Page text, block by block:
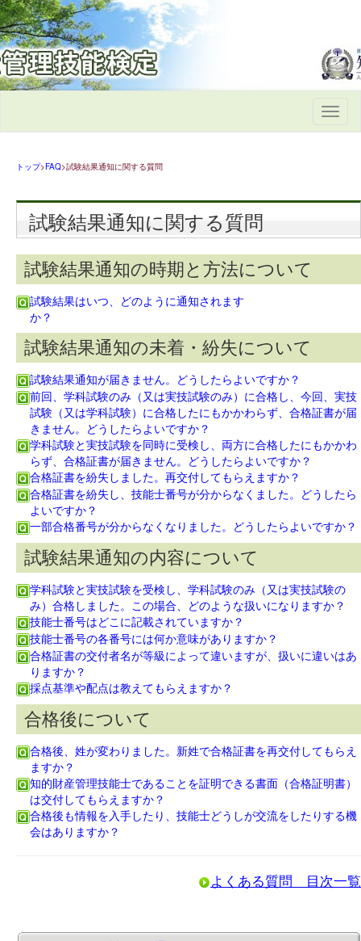
Toggle
トップ>FAQ>試験結果通知に関する質問
試験結果通知に関する質問
試験結果通知の時期と方法について
試験結果はいつ、どのように通知されます
か？
試験結果通知の未着・紛失について
試験結果通知が届きません。どうしたらよいですか？
前回、学科試験のみ（又は実技試験のみ）に合格し、今回、実技
試験（又は学科試験）に合格したにもかかわらず、合格証書が届
きません。どうしたらよいですか？
学科試験と実技試験を同時に受検し、両方に合格したにもかかわ
らず、合格証書が届きません。どうしたらよいですか？
合格証書を紛失しました。再交付してもらえますか？
合格証書を紛失し、技能士番号が分からなくました。どうしたら
よいですか？
一部合格番号が分からなくなりました。どうしたらよいですか？
試験結果通知の内容について
学科試験と実技試験を受検し、学科試験のみ（又は実技試験の
み）合格しました。この場合、どのような扱いになりますか？
技能士番号はどこに記載されていますか？
技能士番号の各番号には何か意味がありますか？
合格証書の交付者名が等級によって違いますが、扱いに違いはあ
りますか？
採点基準や配点は教えてもらえますか？
合格後について
合格後、姓が変わりました。新姓で合格証書を再交付してもらえ
ますか？
知的財産管理技能士であることを証明できる書面（合格証明書）
は交付してもらえますか？
合格後も情報を入手したり、技能士どうしが交流をしたりする機
会はありますか？
よくある質問 目次一覧